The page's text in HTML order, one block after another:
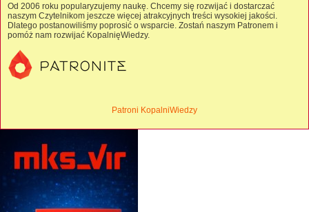
Od 2006 roku popularyzujemy naukę. Chcemy się rozwijać i dostarczać
naszym Czytelnikom jeszcze więcej atrakcyjnych treści wysokiej jakości.
Dlatego postanowiliśmy poprosić o wsparcie. Zostań naszym Patronem i
pomóż nam rozwijać KopalnięWiedzy.
Patroni KopalniWiedzy